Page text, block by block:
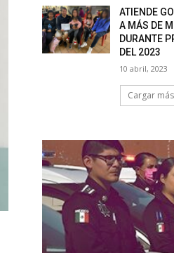
ATIENDE
A MÁS DE
DURANTE
DEL 2023
10 abril, 2023
Cargar más